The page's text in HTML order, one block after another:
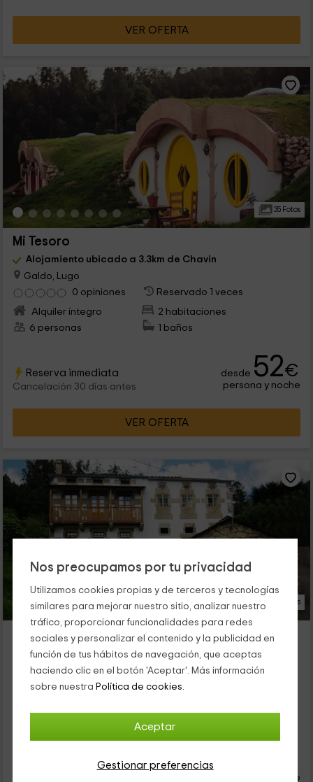
Nos preocupamos por tu privacidad
Utilizamos cookies propias y de terceros y tecnologías
similares para mejorar nuestro sitio, analizar nuestro
tráfico, proporcionar funcionalidades para redes
sociales y personalizar el contenido y la publicidad en
función de tus hábitos de navegación, que aceptas
haciendo clic en el botón 'Aceptar'. Más información
sobre nuestra Política de cookies.
Aceptar
Gestionar preferencias
VER OFERTA
35 Fotos
Mi Tesoro
Alojamiento ubicado a 3.3km de Chavin
Galdo, Lugo
0 opiniones
Reservado 1 veces
Alquiler íntegro
2 habitaciones
6 personas
1 baños
Reserva inmediata
Cancelación 30 días antes
desde 52€
persona y noche
VER OFERTA
26 Fotos
Casa Os Carballás
Alojamiento ubicado a 4.4km de Chavin
Ourol, Lugo
0 opiniones
Contacto directo
persona y noche